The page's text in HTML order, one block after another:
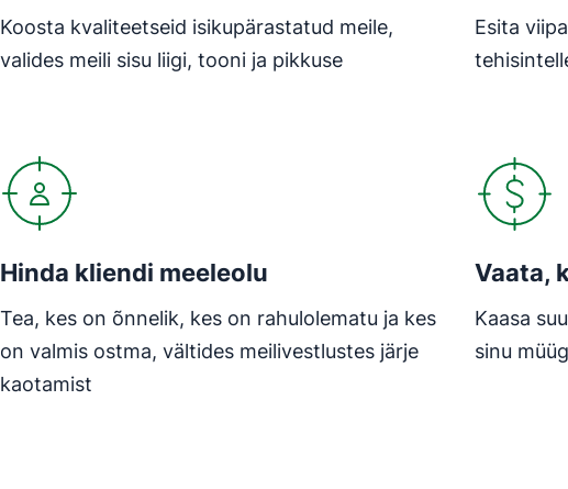
Koosta kvaliteetseid isikupärastatud meile,
valides meili sisu liigi, tooni ja pikkuse
Esita
Hinda kliendi meeleolu
Tea, kes on õnnelik, kes on rahulolematu ja kes
on valmis ostma, vältides meilivestlustes järje
kaotamist
Vaata,
Kaasa
sinu